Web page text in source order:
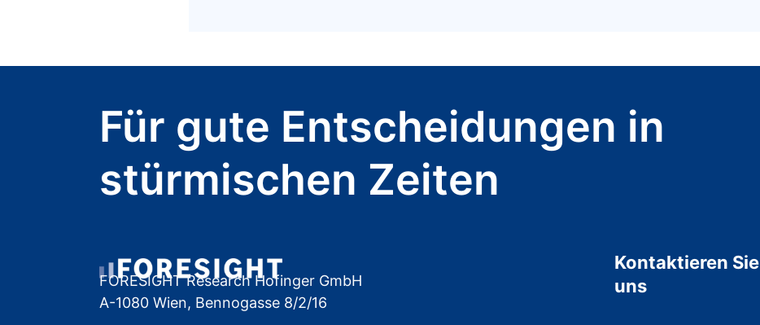
Für gute Entscheidungen in
stürmischen Zeiten
FORESIGHT Research Hofinger GmbH
A-1080 Wien, Bennogasse 8/2/16
Kontaktieren Sie
uns